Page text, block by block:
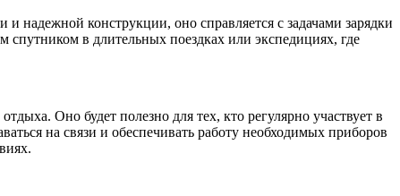
надежной конструкции, оно справляется с задачами зарядки
спутником в длительных поездках или экспедициях, где
Оно будет полезно для тех, кто регулярно участвует в
на связи и обеспечивать работу необходимых приборов